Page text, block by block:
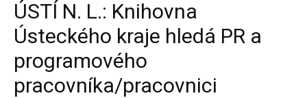
ÚSTÍ N. L.: Knihovna
Ústeckého kraje hledá PR a
programového
pracovníka/pracovnici